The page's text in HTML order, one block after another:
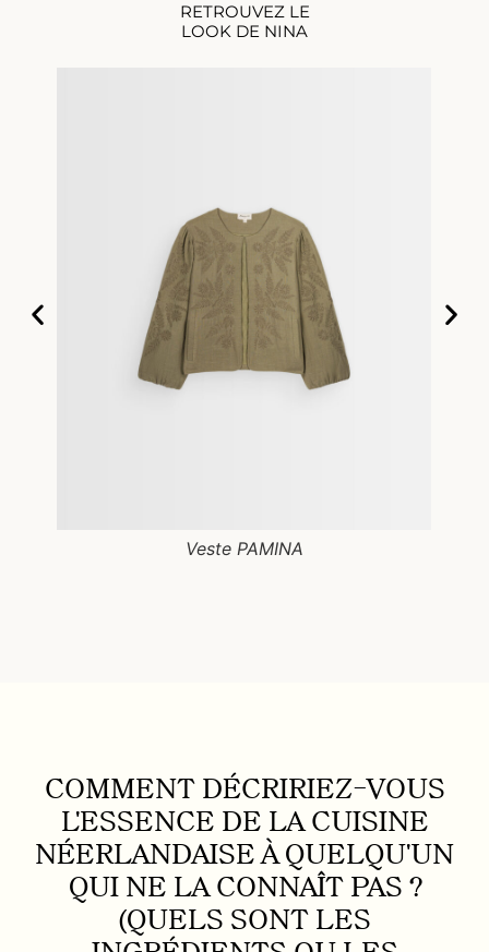
RETROUVEZ LE
LOOK DE NINA
Veste PAMINA
COMMENT DÉCRIRIEZ-VOUS
L'ESSENCE DE LA CUISINE
NÉERLANDAISE À QUELQU'UN
QUI NE LA CONNAÎT PAS ?
(QUELS SONT LES